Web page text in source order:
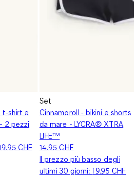
t-shirt e
2 pezzi
CHF
Set
Cinnamoroll - bikini e shorts
da mare - LYCRA® XTRA
LIFE™
14.95 CHF
Il prezzo più basso degli
ultimi 30 giorni:19.95 CHF